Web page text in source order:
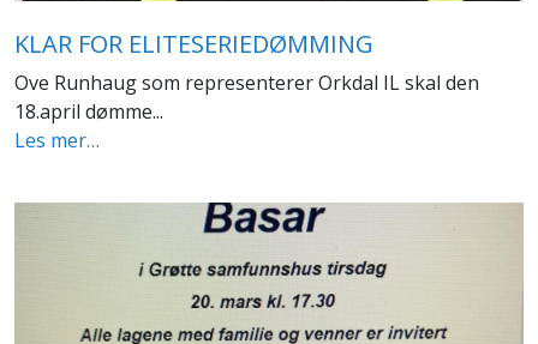
KLAR FOR ELITESERIEDØMMING
Ove Runhaug som representerer Orkdal IL skal den
18.april dømme...
Les mer…